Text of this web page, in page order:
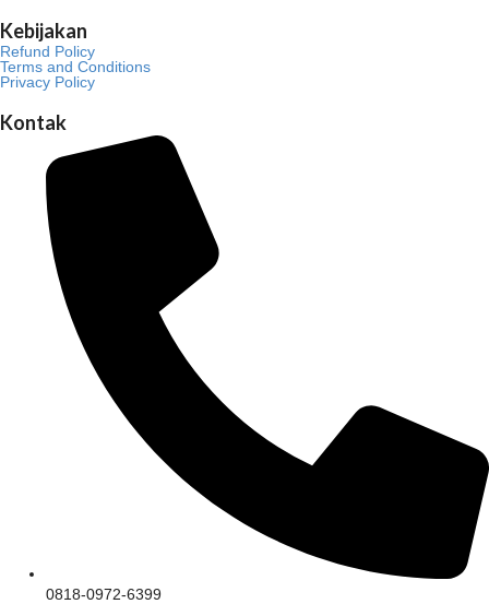
Kebijakan
Refund Policy
Terms and Conditions
Privacy Policy
Kontak
0818-0972-6399